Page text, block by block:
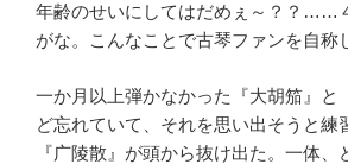
年齢のせいにしてはだめぇ～？？……
がな。こんなことで古琴ファンを自称
一か月以上弾かなかった『大胡笳』と
ど忘れていて、それを思い出そうと練
『广陵散』が頭から抜け出た。一体